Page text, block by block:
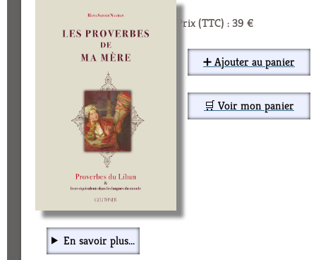
Prix (TTC) : 39 €
➕ Ajouter au panier
🛒 Voir mon panier
En savoir plus...